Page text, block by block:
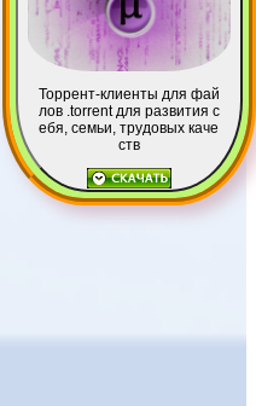
Торрент-клиенты для фай
лов .torrent для развития с
ебя, семьи, трудовых каче
ств